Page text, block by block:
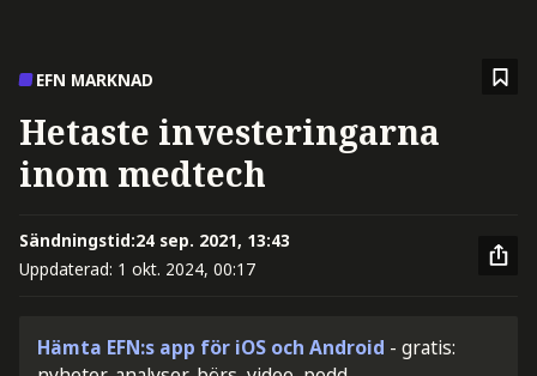
EFN MARKNAD
Hetaste investeringarna
inom medtech
Sändningstid:24 sep. 2021, 13:43
Uppdaterad: 1 okt. 2024, 00:17
Hämta EFN:s app för iOS och Android - gratis: